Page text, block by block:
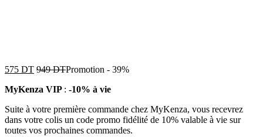
575 DT 949DTPromotion - 39%
MyKenza VIP : -10% à vie
Suite à votre première commande chez MyKenza, vous recevrez
dans votre colis un code promo fidélité de 10% valable à vie sur
toutes vos prochaines commandes.